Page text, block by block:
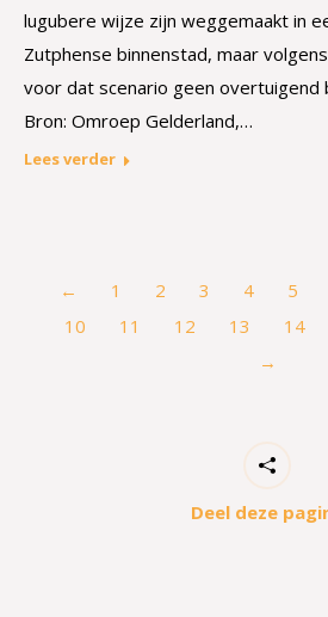
lugubere wijze zijn weggemaakt in
Zutphense binnenstad, maar
voor dat scenario geen overtuigend
Bron: Omroep Gelderland,…
Lees verder
← 1 2 3 4 5
10
11 12 13 14
→
Deel deze